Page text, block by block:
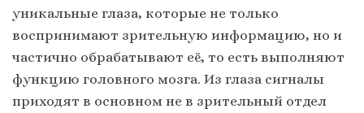
уникальные глаза, которые не только
воспринимают зрительную информацию, но и
частично обрабатывают её, то есть выполняют
функцию головного мозга. Из глаза сигналы
приходят в основном не в зрительный отдел